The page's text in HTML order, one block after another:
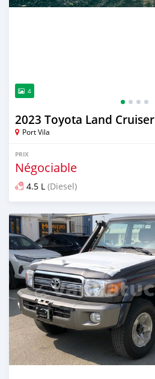
4
2023 Toyota Land Cruiser
Port Vila
PRIX
Négociable
4.5 L (Diesel)
Publié il y a environ 2 ans